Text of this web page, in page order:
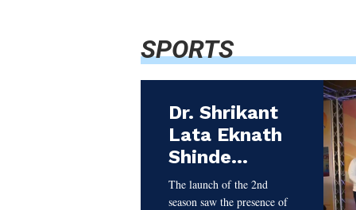
भयावह तस्वीरें सामने आई हैं, जिस
SPORTS
Dr. Shrikant
Lata Eknath
Shinde
hosted the
second
The launch of the 2nd
season saw the presence of